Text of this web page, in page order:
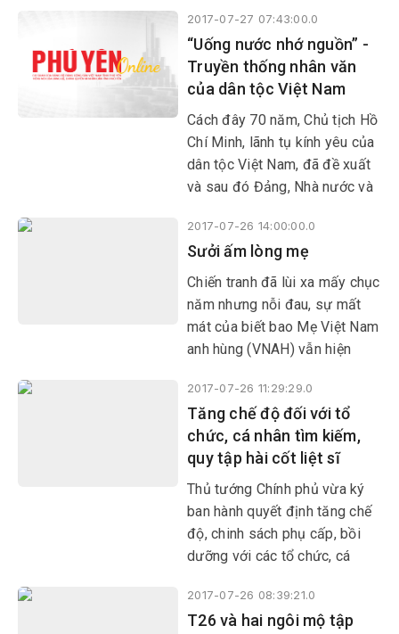
huyện Sông Hinh đã đến thăm,
tặng 11 suất quà (mỗi suất trị
giá 500.000 đồng) cho các gia
đình chính sách
2017-07-27 07:43:00.0
“Uống nước nhớ nguồn” -
Truyền thống nhân văn
của dân tộc Việt Nam
Cách đây 70 năm, Chủ tịch Hồ
Chí Minh, lãnh tụ kính yêu của
dân tộc Việt Nam, đã đề xuất
và sau đó Đảng, Nhà nước và
ngày ghi nhớ công ơn của các
thương binh (về sau đổi là
Ngày Thương binh Liệt sĩ).
2017-07-26 14:00:00.0
Sưởi ấm lòng mẹ
Chiến tranh đã lùi xa mấy chục
năm nhưng nỗi đau, sự mất
mát của biết bao Mẹ Việt Nam
anh hùng (VNAH) vẫn hiện
nước, thời gian qua, lực lượng
Công an Phú Yên đã có nhiều
việc làm ý nghĩa để sẻ chia nỗi
đau, sưởi ấm lòng các mẹ
bằng những tình cảm chân
thành, ấm áp.
2017-07-26 11:29:29.0
Tăng chế độ đối với tổ
chức, cá nhân tìm kiếm,
quy tập hài cốt liệt sĩ
Thủ tướng Chính phủ vừa ký
ban hành quyết định tăng chế
độ, chinh sách phụ cấp, bồi
dưỡng với các tổ chức, cá
liệt sĩ.
2017-07-26 08:39:21.0
T26 và hai ngôi mộ tập